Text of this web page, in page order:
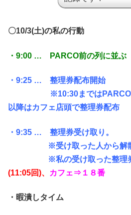
〇10/3(土)の私の行動
・ 9:00 … PARCO前の列に並ぶ
・9:25 … 整理券配布開始
※10:30まではPARCO前
以降はカフェ店頭で整理券配布
・9:35 … 整理券受け取り。
※受け取った人から解
※私の受け取った整理
(11:05回)、
カフェ⇒１８番
・暇潰しタイム